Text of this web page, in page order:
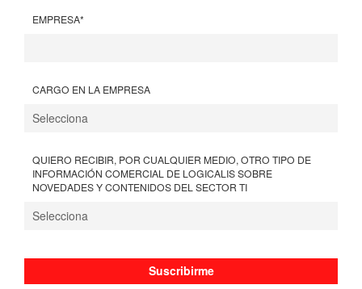
EMPRESA*
CARGO EN LA EMPRESA
QUIERO RECIBIR, POR CUALQUIER MEDIO, OTRO TIPO DE
INFORMACIÓN COMERCIAL DE LOGICALIS SOBRE
NOVEDADES Y CONTENIDOS DEL SECTOR TI